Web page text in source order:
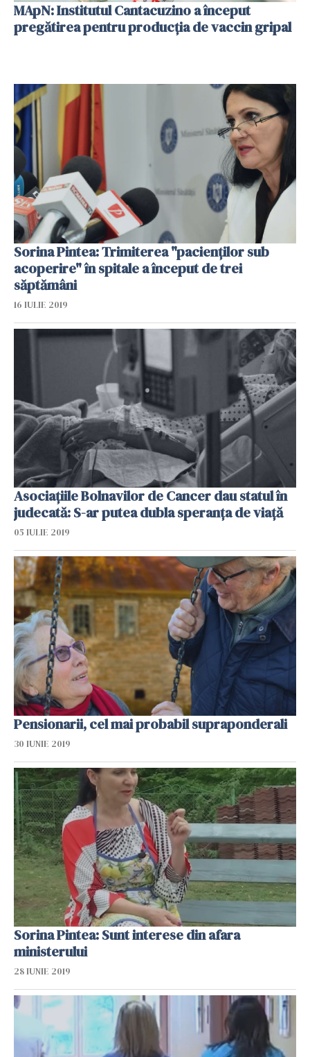
MApN: Institutul Cantacuzino a început
pregătirea pentru producția de vaccin gripal
Sorina Pintea: Trimiterea "pacienților sub
acoperire" în spitale a început de trei
săptămâni
16 IULIE 2019
Asociaţiile Bolnavilor de Cancer dau statul în
judecată: S-ar putea dubla speranța de viață
05 IULIE 2019
Pensionarii, cel mai probabil supraponderali
30 IUNIE 2019
Sorina Pintea: Sunt interese din afara
ministerului
28 IUNIE 2019